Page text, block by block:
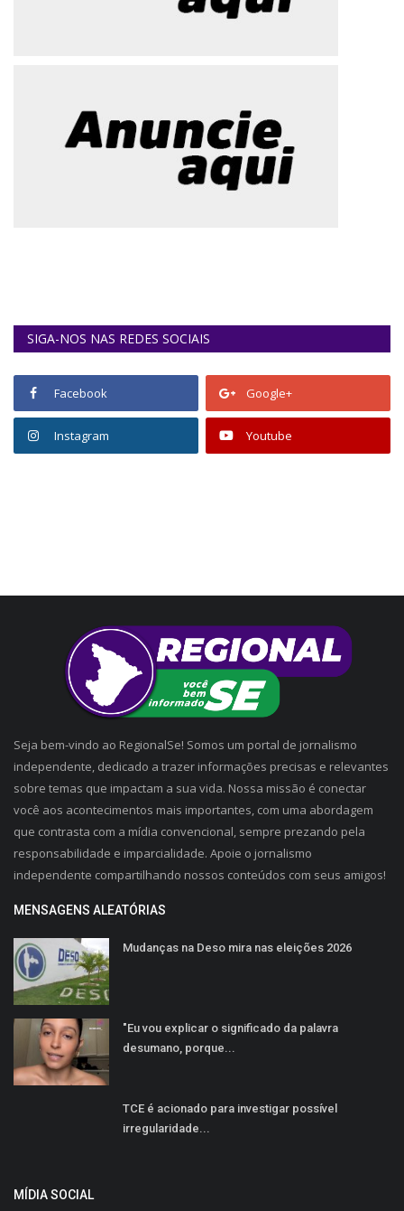
SIGA-NOS NAS REDES SOCIAIS
Facebook Google+
Instagram Youtube
Seja bem-vindo ao RegionalSe! Somos um portal de jornalismo
independente, dedicado a trazer informações precisas e relevantes
sobre temas que impactam a sua vida. Nossa missão é conectar
você aos acontecimentos mais importantes, com uma abordagem
que contrasta com a mídia convencional, sempre prezando pela
responsabilidade e imparcialidade. Apoie o jornalismo
independente compartilhando nossos conteúdos com seus amigos!
MENSAGENS ALEATÓRIAS
Mudanças na Deso mira nas eleições 2026
"Eu vou explicar o significado da palavra
desumano, porque...
TCE é acionado para investigar possível
irregularidade...
MÍDIA SOCIAL